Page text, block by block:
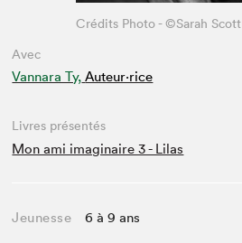
Avec
Vannara Ty, Auteur·rice
Crédits Photo - ©Sarah Scott
Livres présentés
Mon ami imaginaire 3 - Lilas
Jeunesse 6 à 9 ans